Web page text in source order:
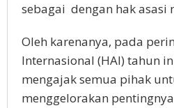
sebagai dengan hak asasi
Oleh karenanya, pada
Internasional (HAI) tahun
mengajak semua pihak
menggelorakan